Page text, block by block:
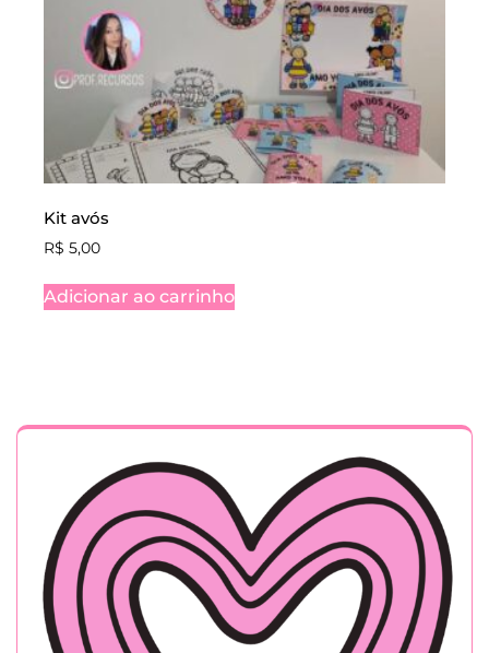
Kit avós
R$ 5,00
Adicionar ao carrinho